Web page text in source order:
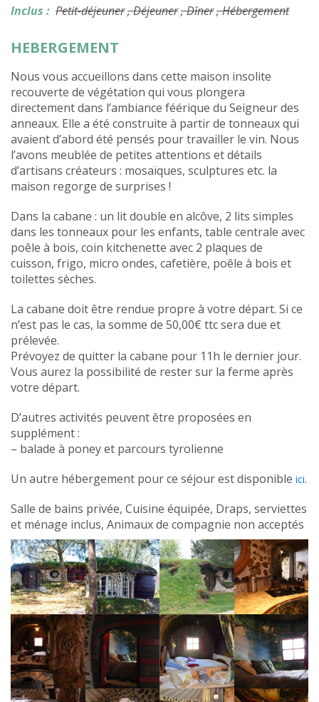
Inclus : Petit-déjeuner, Déjeuner, Dîner, Hébergement
HEBERGEMENT
Nous vous accueillons dans cette maison insolite
recouverte de végétation qui vous plongera
directement dans l’ambiance féérique du Seigneur des
anneaux. Elle a été construite à partir de tonneaux qui
avaient d’abord été pensés pour travailler le vin. Nous
l’avons meublée de petites attentions et détails
d’artisans créateurs : mosaïques, sculptures etc. la
maison regorge de surprises !
Dans la cabane : un lit double en alcôve, 2 lits simples
dans les tonneaux pour les enfants, table centrale avec
poêle à bois, coin kitchenette avec 2 plaques de
cuisson, frigo, micro ondes, cafetière, poêle à bois et
toilettes sèches.
La cabane doit être rendue propre à votre départ. Si ce
n’est pas le cas, la somme de 50,00€ ttc sera due et
prélevée.
Prévoyez de quitter la cabane pour 11h le dernier jour.
Vous aurez la possibilité de rester sur la ferme après
votre départ.
D’autres activités peuvent être proposées en
supplément :
– balade à poney et parcours tyrolienne
Un autre hébergement pour ce séjour est disponible ici.
Salle de bains privée, Cuisine équipée, Draps, serviettes
et ménage inclus, Animaux de compagnie non acceptés